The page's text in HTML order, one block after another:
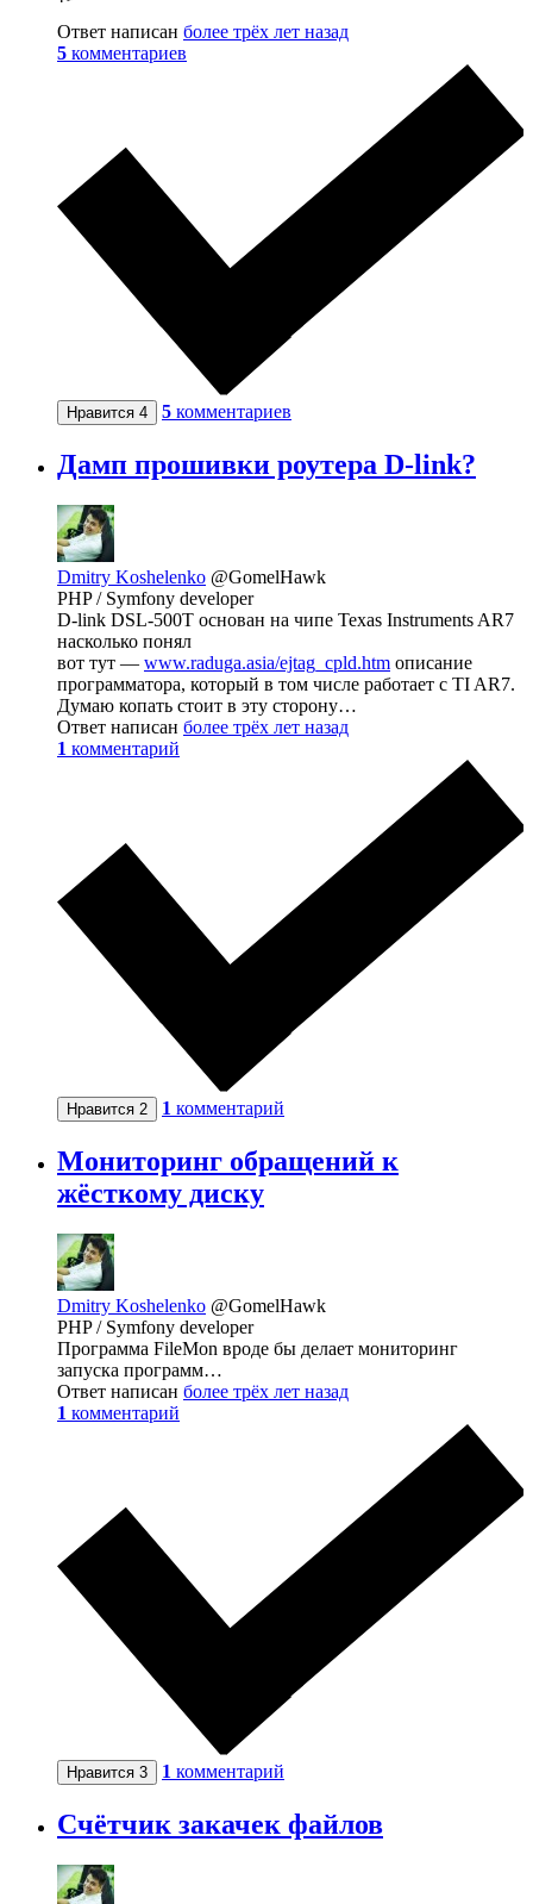
Ответ написан более трёх лет назад
5 комментариев
Нравится 4 5 комментариев
Дамп прошивки роутера D-link?
Dmitry Koshelenko @GomelHawk
PHP / Symfony developer
D-link DSL-500T основан на чипе Texas Instruments AR7
насколько понял
вот тут — www.raduga.asia/ejtag_cpld.htm описание
программатора, который в том числе работает с TI AR7.
Думаю копать стоит в эту сторону…
Ответ написан более трёх лет назад
1 комментарий
Нравится 2 1 комментарий
Мониторинг обращений к
жёсткому диску
Dmitry Koshelenko @GomelHawk
PHP / Symfony developer
Программа FileMon вроде бы делает мониторинг
запуска программ…
Ответ написан более трёх лет назад
1 комментарий
Нравится 3 1 комментарий
Счётчик закачек файлов